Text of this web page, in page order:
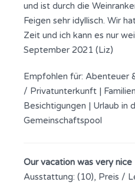
und ist durch die
Feigen sehr idyllisch. Wir
Zeit und ich kann es nur
September 2021 (Liz)
Empfohlen für: Abenteuer
/ Privatunterkunft |
Besichtigungen | Urlaub in
Gemeinschaftspool
Our vacation was very nice
Ausstattung: (10), Preis /